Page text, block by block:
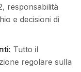
responsabilità
e decisioni di
Tutto il
regolare sulla